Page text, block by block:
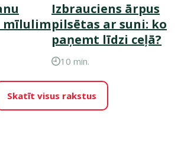
mīlulim
Izbrauciens ārpus
pilsētas ar suni: ko
paņemt līdzi ceļā?
10 min.
Skatīt visus rakstus